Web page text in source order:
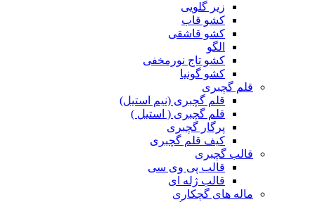
زیر گلویی
کشو قاب
کشو قاشقی
الگو
کشو تاج نورمخفی
کشو گونیا
قلم گچبری
قلم گچبری (نیم استیل)
قلم گچبری ( استیل )
پرگار گچبری
کیف قلم گچبری
قالب گچبری
قالب پی وی سی
قالب ژله ای
ماله های گچکاری